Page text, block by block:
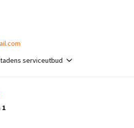
serviceutbud